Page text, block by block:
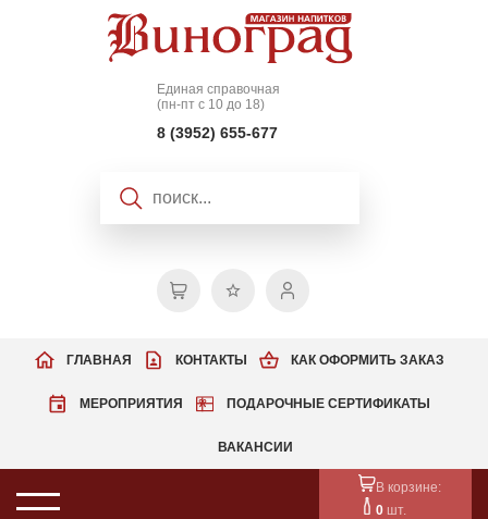
Единая справочная
(пн-пт с 10 до 18)
8 (3952) 655-677
КАК ОФОРМИТЬ ЗАКАЗ
МЕРОПРИЯТИЯ ПОДАРОЧНЫЕ СЕРТИФИКАТЫ
ВАКАНСИИ
ГЛАВНАЯ КОНТАКТЫ
В корзине:
0 шт.